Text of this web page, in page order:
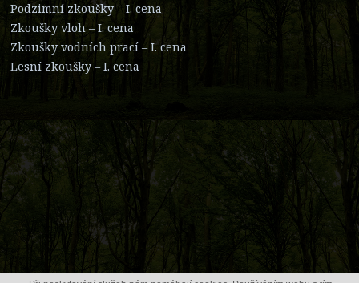
Podzimní zkoušky – I. cena
Zkoušky vloh – I. cena
Zkoušky vodních prací – I. cena
Lesní zkoušky – I. cena